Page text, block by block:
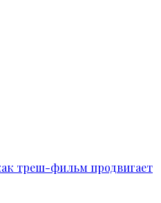
треш-фильм продвигает